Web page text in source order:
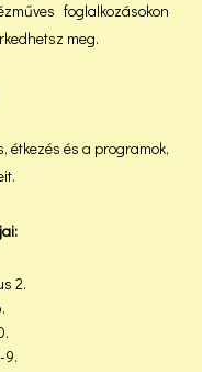
foglalkozásokon
meg.
étkezés és a programok,
2.
9.